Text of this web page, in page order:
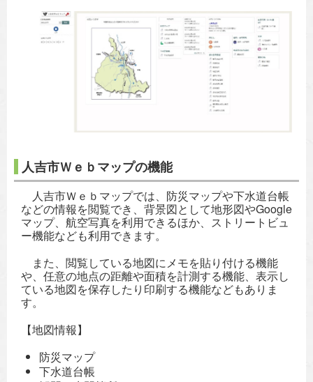
人吉市Ｗｅｂマップの機能
人吉市Ｗｅｂマップでは、防災マップや下水道台帳
などの情報を閲覧でき、背景図として地形図やGoogle
マップ、航空写真を利用できるほか、ストリートビュ
ー機能なども利用できます。
また、閲覧している地図にメモを貼り付ける機能
や、任意の地点の距離や面積を計測する機能、表示し
ている地図を保存したり印刷する機能などもありま
す。
【地図情報】
防災マップ
下水道台帳